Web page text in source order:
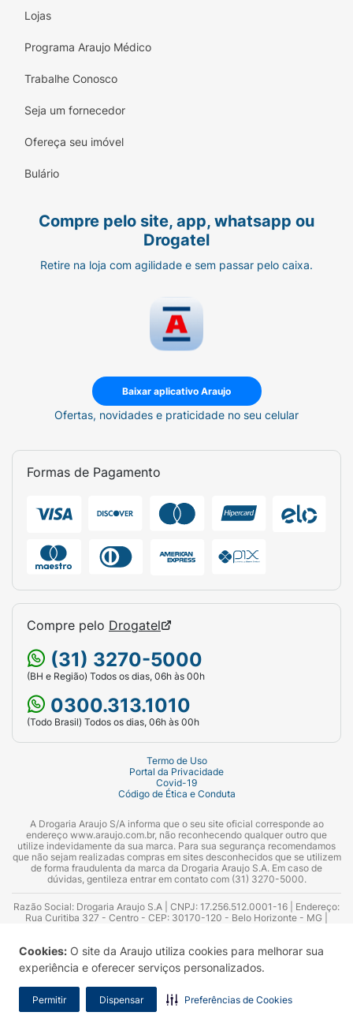
Cookies: O site da Araujo utiliza cookies para melhorar sua
experiência e oferecer serviços personalizados.
Permitir Dispensar Preferências de Cookies
Lojas
Programa Araujo Médico
Trabalhe Conosco
Seja um fornecedor
Ofereça seu imóvel
Bulário
Compre pelo site, app, whatsapp ou
Drogatel
Retire na loja com agilidade e sem passar pelo caixa.
Baixar aplicativo Araujo
Ofertas, novidades e praticidade no seu celular
Formas de Pagamento
Compre pelo Drogatel
(31) 3270-5000
(BH e Região) Todos os dias, 06h às 00h
0300.313.1010
(Todo Brasil) Todos os dias, 06h às 00h
Termo de Uso
Portal da Privacidade
Covid-19
Código de Ética e Conduta
A Drogaria Araujo S/A informa que o seu site oficial corresponde ao
endereço www.araujo.com.br, não reconhecendo qualquer outro que
utilize indevidamente da sua marca. Para sua segurança recomendamos
que não sejam realizadas compras em sites desconhecidos que se utilizem
de forma fraudulenta da marca da Drogaria Araujo S.A. Em caso de
dúvidas, gentileza entrar em contato com (31) 3270-5000.
Razão Social: Drogaria Araujo S.A | CNPJ: 17.256.512.0001-16 | Endereço:
Rua Curitiba 327 - Centro - CEP: 30170-120 - Belo Horizonte - MG |
Azevedo Guimarães – CRF 10.965 | Yasmin Silva Alvarenga – CRF 52.584 -
Consultor substituto: Thiago Aguiar Pinheiro - CRF Nº 13.748. Alvará
Sanitário: 2025020713 | Autorização de Funcionamento da Empresa (AFE):